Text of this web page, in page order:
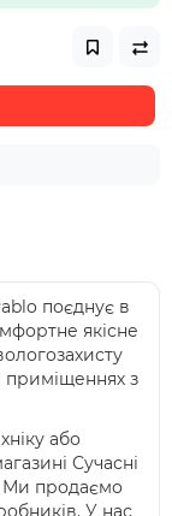
поєднує в
якісне
приміщеннях з
або
Сучасні
Ми продаємо
У нас